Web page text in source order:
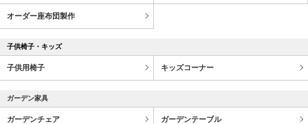
オーダー座布団製作
子供椅子・キッズ
子供用椅子 キッズコーナー
ガーデン家具
ガーデンチェア ガーデンテーブル